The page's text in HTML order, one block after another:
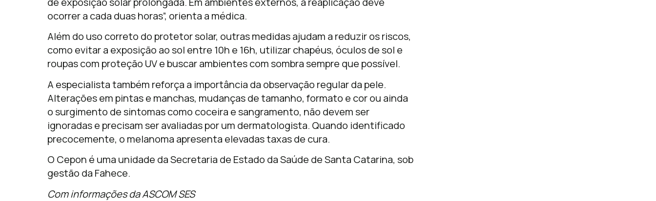
ocorrer a cada duas horas”, orienta a médica.
Além do uso correto do protetor solar, outras medidas ajudam a reduzir os riscos,
como evitar a exposição ao sol entre 10h e 16h, utilizar chapéus, óculos de sol e
roupas com proteção UV e buscar ambientes com sombra sempre que possível.
A especialista também reforça a importância da observação regular da pele.
Alterações em pintas e manchas, mudanças de tamanho, formato e cor ou ainda
o surgimento de sintomas como coceira e sangramento, não devem ser
ignoradas e precisam ser avaliadas por um dermatologista. Quando identificado
precocemente, o melanoma apresenta elevadas taxas de cura.
O Cepon é uma unidade da Secretaria de Estado da Saúde de Santa Catarina, sob
gestão da Fahece.
Com informações da ASCOM SES